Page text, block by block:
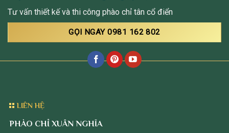
Tư vấn thiết kế và thi công phào chỉ tân cổ điển
GỌI NGAY 0981 162 802
LIÊN HỆ
PHÀO CHỈ XUÂN NGHĨA